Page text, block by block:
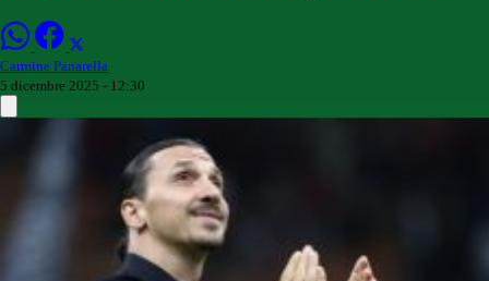
Carmine Panarella
5 dicembre 2025 - 12:30